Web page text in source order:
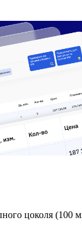
цоколя (100